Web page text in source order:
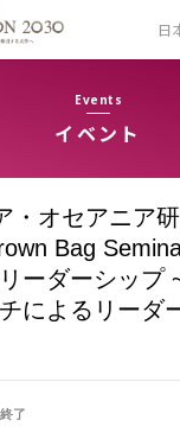
日
Events
イベント
・オセアニア
Bag
ーダーシップ
によるリーダ
了